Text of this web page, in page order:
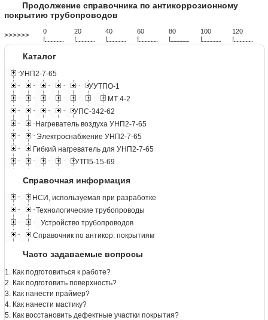
Продолжение справочника по антикоррозионному
покрытию трубопроводов
>>>>>> 0
!...................
20
!...................
40
!...................
60
!...................
80
!...................
100
!...................
120
!...................
Каталог
УНП2-7-65
УУТПО-1
МТ 4-2
УПС-342-62
Нагреватель воздуха УНП2-7-65
Электроснабжение УНП2-7-65
Гибкий нагреватель для УНП2-7-65
УТП5-15-69
Справочная информация
НСИ, используемая при разработке
Технологические трубопроводы
Устройство трубопроводов
Справочник по антикор. покрытиям
Часто задаваемые вопросы
1. Как подготовиться к работе?
2. Как подготовить поверхность?
3. Как нанести праймер?
4. Как нанести мастику?
5. Как восстановить дефектные участки покрытия?